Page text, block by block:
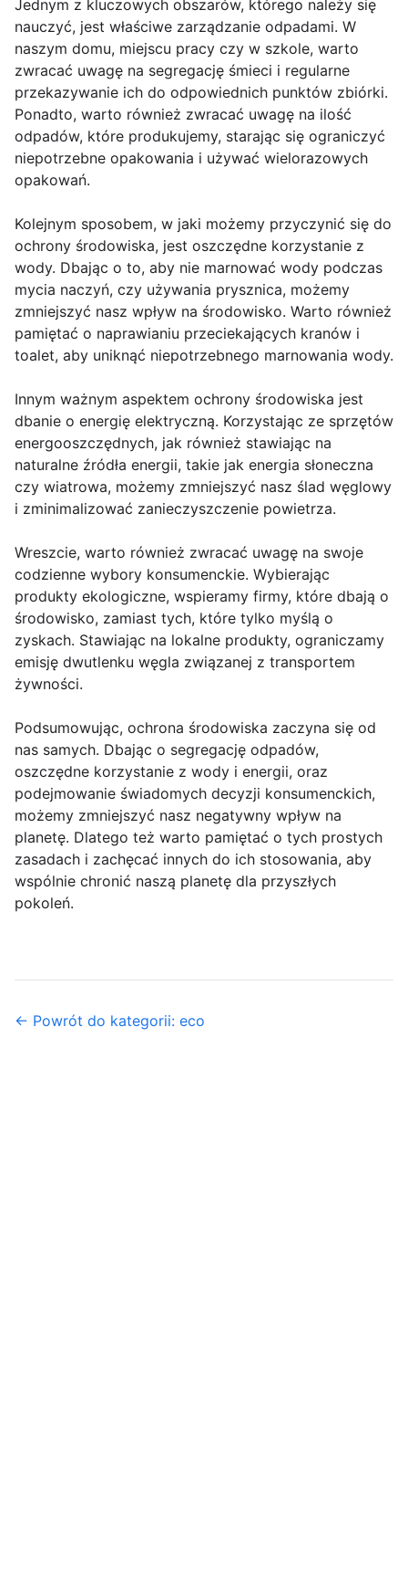
Jednym z kluczowych obszarów, którego należy się
nauczyć, jest właściwe zarządzanie odpadami. W
naszym domu, miejscu pracy czy w szkole, warto
zwracać uwagę na segregację śmieci i regularne
przekazywanie ich do odpowiednich punktów zbiórki.
Ponadto, warto również zwracać uwagę na ilość
odpadów, które produkujemy, starając się ograniczyć
niepotrzebne opakowania i używać wielorazowych
opakowań.
Kolejnym sposobem, w jaki możemy przyczynić się do
ochrony środowiska, jest oszczędne korzystanie z
wody. Dbając o to, aby nie marnować wody podczas
mycia naczyń, czy używania prysznica, możemy
zmniejszyć nasz wpływ na środowisko. Warto również
pamiętać o naprawianiu przeciekających kranów i
toalet, aby uniknąć niepotrzebnego marnowania wody.
Innym ważnym aspektem ochrony środowiska jest
dbanie o energię elektryczną. Korzystając ze sprzętów
energooszczędnych, jak również stawiając na
naturalne źródła energii, takie jak energia słoneczna
czy wiatrowa, możemy zmniejszyć nasz ślad węglowy
i zminimalizować zanieczyszczenie powietrza.
Wreszcie, warto również zwracać uwagę na swoje
codzienne wybory konsumenckie. Wybierając
produkty ekologiczne, wspieramy firmy, które dbają o
środowisko, zamiast tych, które tylko myślą o
zyskach. Stawiając na lokalne produkty, ograniczamy
emisję dwutlenku węgla związanej z transportem
żywności.
Podsumowując, ochrona środowiska zaczyna się od
nas samych. Dbając o segregację odpadów,
oszczędne korzystanie z wody i energii, oraz
podejmowanie świadomych decyzji konsumenckich,
możemy zmniejszyć nasz negatywny wpływ na
planetę. Dlatego też warto pamiętać o tych prostych
zasadach i zachęcać innych do ich stosowania, aby
wspólnie chronić naszą planetę dla przyszłych
pokoleń.
← Powrót do kategorii: eco